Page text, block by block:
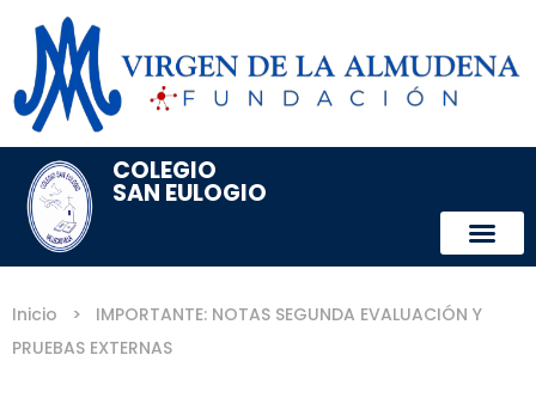
COLEGIO
SAN EULOGIO
Inicio >
IMPORTANTE: NOTAS SEGUNDA EVALUACIÓN Y
PRUEBAS EXTERNAS